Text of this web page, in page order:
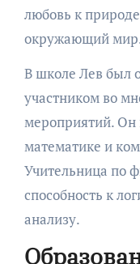
любовь к
окружающий
В школе Лев был
участником во
мероприятий. Он
математике и
Учительница по
способность к
анализу.